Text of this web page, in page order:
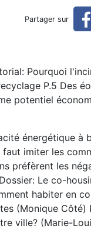
Partager sur
Pourquoi
P.5 Des
potentiel
énergétique à
imiter les
préfèrent les
Le co-
habiter en
(Monique Côté)
ville? (Marie-